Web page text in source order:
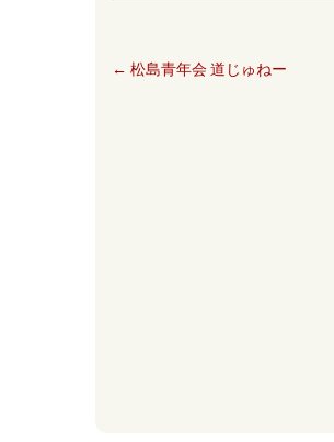
← 松島青年会 道じゅねー